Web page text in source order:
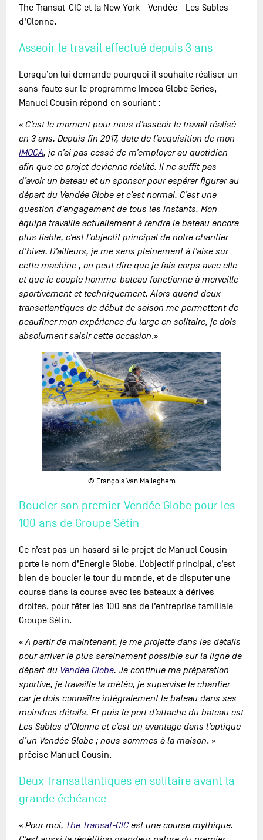
The Transat-CIC et la New York - Vendée - Les Sables
d’Olonne.
Asseoir le travail effectué depuis 3 ans
Lorsqu’on lui demande pourquoi il souhaite réaliser un
sans-faute sur le programme Imoca Globe Series,
Manuel Cousin répond en souriant :
«C’est le moment pour nous d’asseoir le travail réalisé
en 3 ans. Depuis fin 2017, date de l’acquisition de mon
IMOCA, je n’ai pas cessé de m’employer au quotidien
afin que ce projet devienne réalité. Il ne suffit pas
d’avoir un bateau et un sponsor pour espérer figurer au
départ du Vendée Globe et c’est normal. C’est une
question d’engagement de tous les instants. Mon
équipe travaille actuellement à rendre le bateau encore
plus fiable, c’est l’objectif principal de notre chantier
d’hiver.D’ailleurs, je me sens pleinement à l’aise sur
cette machine ; on peut dire que je fais corps avec elle
et que le couple homme-bateau fonctionne à merveille
sportivement et techniquement. Alors quand deux
transatlantiques de début de saison me permettent de
peaufiner mon expérience du large en solitaire, je dois
absolument saisir cette occasion.»
© François Van Malleghem
Boucler son premier Vendée Globe pour les
100 ans de Groupe Sétin
Ce n’est pas un hasard si le projet de Manuel Cousin
porte le nom d’Energie Globe. L’objectif principal, c’est
bien de boucler le tour du monde, et de disputer une
course dans la course avec les bateaux à dérives
droites, pour fêter les 100 ans de l’entreprise familiale
Groupe Sétin.
«A partir de maintenant, je me projette dans les détails
pour arriver le plus sereinement possible sur la ligne de
départ du Vendée Globe. Je continue ma préparation
sportive, je travaille la météo, je supervise le chantier
car je dois connaître intégralement le bateau dans ses
moindres détails. Et puis le port d’attache du bateau est
Les Sables d’Olonne et c’est un avantage dans l’optique
d’un Vendée Globe ; nous sommes à la maison. »
précise Manuel Cousin.
Deux Transatlantiques en solitaire avant la
grande échéance
«Pour moi, The Transat-CIC est une course mythique.